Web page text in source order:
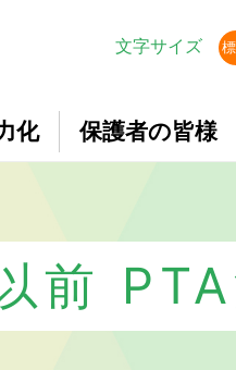
文字サイズ
化 保護者の皆様
前